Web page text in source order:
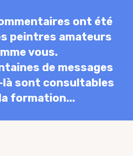
ont été
peintres amateurs
vous.
de messages
là sont consultables
formation...